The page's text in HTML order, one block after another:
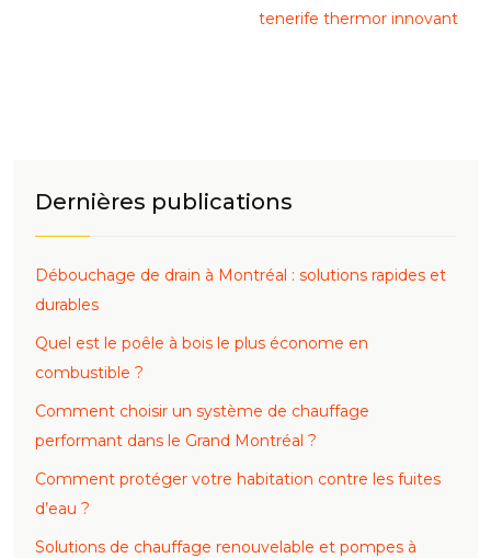
tenerife thermor innovant
Dernières publications
Débouchage de drain à Montréal : solutions rapides et
durables
Quel est le poêle à bois le plus économe en
combustible ?
Comment choisir un système de chauffage
performant dans le Grand Montréal ?
Comment protéger votre habitation contre les fuites
d’eau ?
Solutions de chauffage renouvelable et pompes à